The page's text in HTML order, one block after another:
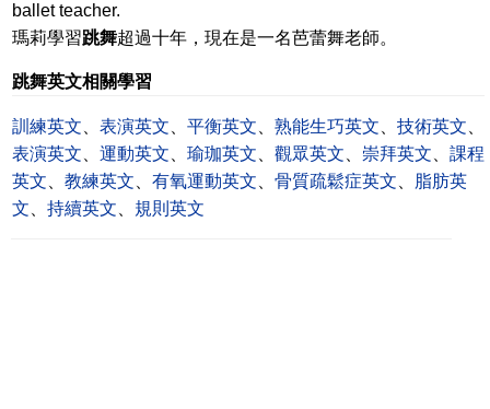
ballet teacher.
瑪莉學習跳舞超過十年，現在是一名芭蕾舞老師。
跳舞英文相關學習
訓練英文 表演英文 平衡英文 熟能生巧英文 技術英文
表演英文
運動英文 瑜珈英文 觀眾英文 崇拜英文
課程
英文
教練英文 有氧運動英文 骨質疏鬆症英文
脂肪英
文
持續英文 規則英文